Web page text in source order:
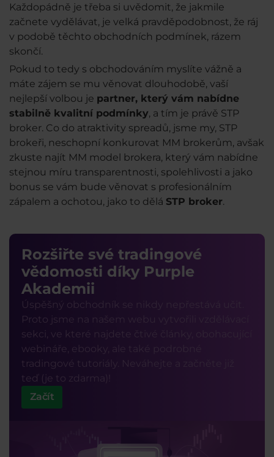
Každopádně je třeba si uvědomit, že jakmile
začnete vydělávat, je velká pravděpodobnost, že ráj
v podobě těchto obchodních podmínek, rázem
skončí.
Pokud to tedy s obchodováním myslíte vážně a
máte zájem se mu věnovat dlouhodobě, vaší
nejlepší volbou je partner, který vám nabídne
stabilně kvalitní podmínky, a tím je právě STP
broker. Co do atraktivity spreadů, jsme my, STP
brokeři, neschopní konkurovat MM brokerům, avšak
zkuste najít MM model brokera, který vám nabídne
stejnou míru transparentnosti, spolehlivosti a jako
bonus se vám bude věnovat s profesionálním
zápalem a ochotou, jako to dělá STP broker.
Rozšiřte své tradingové
vědomosti díky Purple
Akademii
Úspěšný obchodník se nikdy nepřestává učit.
Proto jsme na našem webu vytvořili vzdělávací
sekci, ve které najdete čtivé články, obohacující
webináře, ebooky, ale také podrobné
tradingové tutoriály. Neváhejte a začněte již
teď (je to zdarma)!
Začít